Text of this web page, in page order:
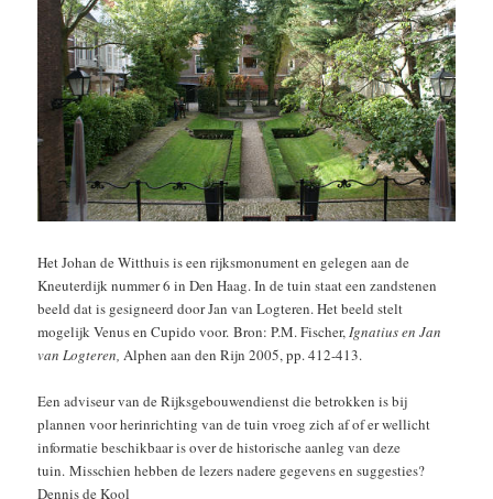
Het Johan de Witthuis is een rijksmonument en gelegen aan de
Kneuterdijk nummer 6 in Den Haag. In de tuin staat een zandstenen
beeld dat is gesigneerd door Jan van Logteren. Het beeld stelt
mogelijk Venus en Cupido voor. Bron: P.M. Fischer,Ignatius en Jan
van Logteren,Alphen aan den Rijn 2005, pp. 412-413.
Een adviseur van de Rijksgebouwendienst die betrokken is bij
plannen voor herinrichting van de tuin vroeg zich af of er wellicht
informatie beschikbaar is over de historische aanleg van deze
tuin. Misschien hebben de lezers nadere gegevens en suggesties?
Dennis de Kool